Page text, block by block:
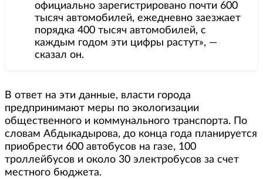
официально зарегистрировано почти 600
тысяч автомобилей, ежедневно заезжает
порядка 400 тысяч автомобилей, с
каждым годом эти цифры растут», —
сказал он.
В ответ на эти данные, власти города
предпринимают меры по экологизации
общественного и коммунального транспорта. По
словам Абдыкадырова, до конца года планируется
приобрести 600 автобусов на газе, 100
троллейбусов и около 30 электробусов за счет
местного бюджета.